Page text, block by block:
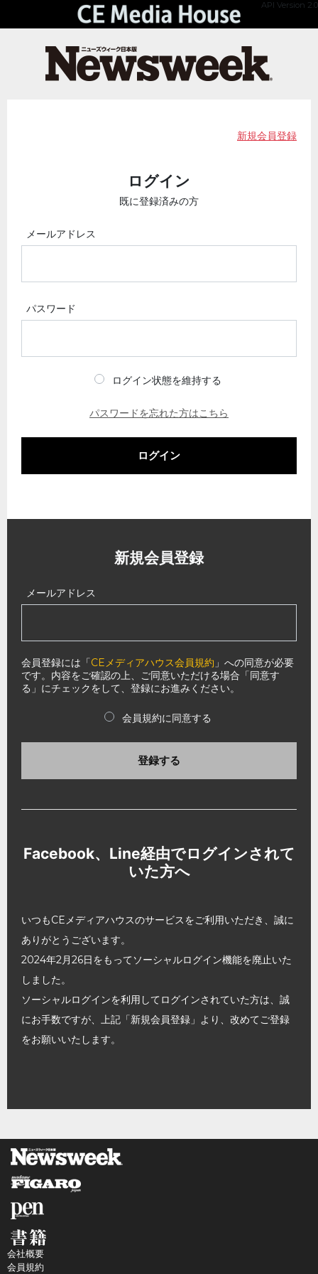
API Version 2.0
新規会員登録
ログイン
既に登録済みの方
メールアドレス
パスワード
ログイン状態を維持する
パスワードを忘れた方はこちら
ログイン
新規会員登録
メールアドレス
会員登録には「CEメディアハウス会員規約 」への同意が必要
です。内容をご確認の上、ご同意いただける場合「同意す
る」にチェックをして、登録にお進みください。
会員規約に同意する
登録する
Facebook、Line経由でログインされて
いた方へ
いつもCEメディアハウスのサービスをご利用いただき、誠に
ありがとうございます。
2024年2月26日をもってソーシャルログイン機能を廃止いた
しました。
ソーシャルログインを利用してログインされていた方は、誠
にお手数ですが、上記「新規会員登録」より、改めてご登録
をお願いいたします。
会社概要
会員規約